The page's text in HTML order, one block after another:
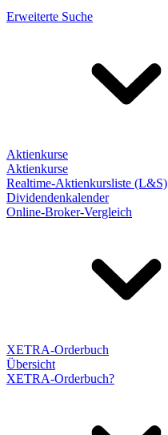
Erweiterte Suche
Aktienkurse
Aktienkurse
Realtime-Aktienkursliste (L&S)
Dividendenkalender
Online-Broker-Vergleich
XETRA-Orderbuch
Übersicht
XETRA-Orderbuch?